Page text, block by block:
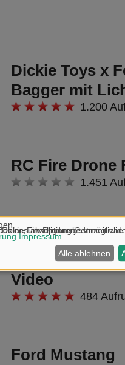
Dickie Toys x
Bagger mit
1.200
RC Fire Drone
1.451
RC Cyber Flip
Video
484
Ford Mustang